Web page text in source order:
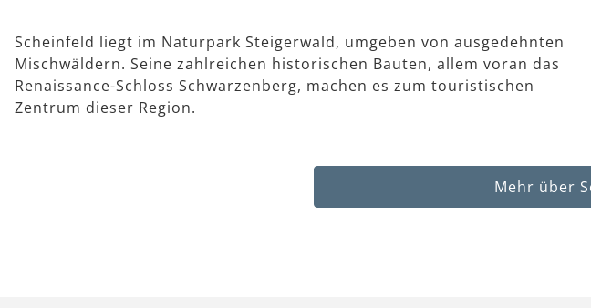
Scheinfeld liegt im Naturpark Steigerwald, umgeben von ausgedehnten
Mischwäldern. Seine zahlreichen historischen Bauten, allem voran das
Renaissance-Schloss Schwarzenberg, machen es zum touristischen
Zentrum dieser Region.
Mehr über